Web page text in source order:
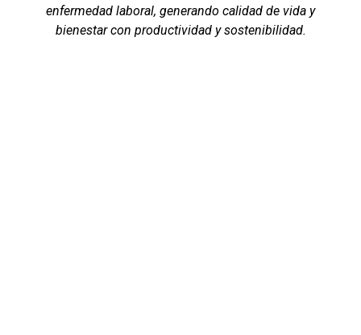
enfermedad laboral, generando calidad de vida y
bienestar con productividad y sostenibilidad.